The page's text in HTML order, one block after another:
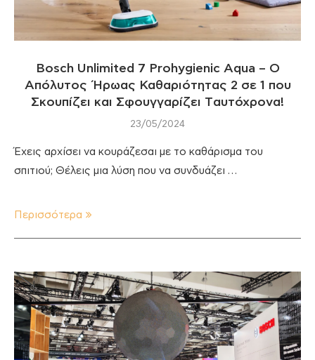
Bosch Unlimited 7 Prohygienic Aqua – Ο
Απόλυτος Ήρωας Καθαριότητας 2 σε 1 που
Σκουπίζει και Σφουγγαρίζει Tαυτόχρονα!
23/05/2024
Έχεις αρχίσει να κουράζεσαι με το καθάρισμα του
σπιτιού; Θέλεις μια λύση που να συνδυάζει …
Περισσότερα